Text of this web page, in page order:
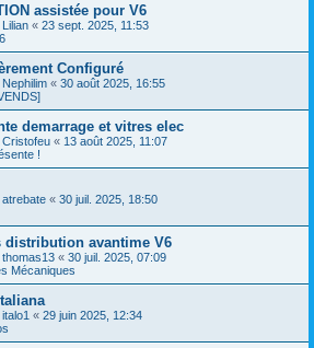
assistée pour V6
Lilian « 23 sept. 2025, 11:53
Configuré
Nephilim « 30 août 2025, 16:55
demarrage et vitres elec
Cristofeu « 13 août 2025, 11:07
!
atrebate « 30 juil. 2025, 18:50
distribution avantime V6
thomas13 « 30 juil. 2025, 07:09
Mécaniques
italo1 « 29 juin 2025, 12:34